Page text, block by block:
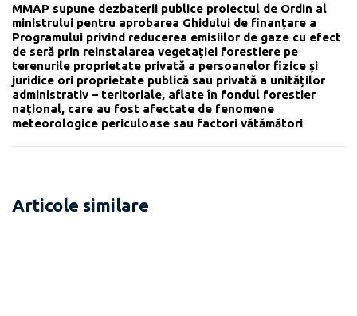
MMAP supune dezbaterii publice proiectul de Ordin al
ministrului pentru aprobarea Ghidului de finanțare a
Programului privind reducerea emisiilor de gaze cu efect
de seră prin reinstalarea vegetației forestiere pe
terenurile proprietate privată a persoanelor fizice și
juridice ori proprietate publică sau privată a unităților
administrativ – teritoriale, aflate în fondul forestier
național, care au fost afectate de fenomene
meteorologice periculoase sau factori vătămători
Articole similare